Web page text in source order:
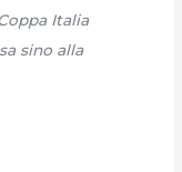
Italia
sino alla